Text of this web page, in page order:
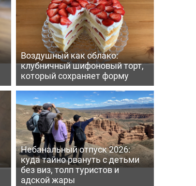
Воздушный как облако:
клубничный шифоновый торт,
который сохраняет форму
Небанальный отпуск 2026:
куда тайно рвануть с детьми
без виз, толп туристов и
адской жары